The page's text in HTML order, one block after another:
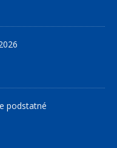
podstatné